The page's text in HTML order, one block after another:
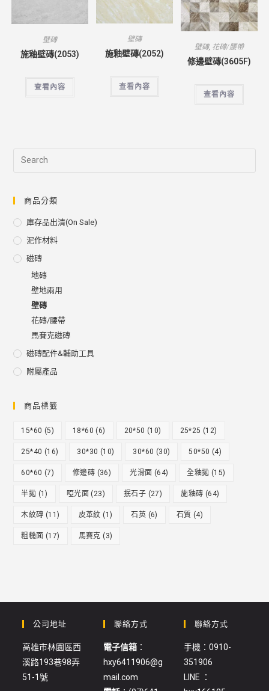
壁磚
施釉壁磚(2053)
查看內容
壁磚
施釉壁磚(2052)
查看內容
壁磚, 花磚/腰帶
修邊壁磚(3605F)
查看內容
商品分類
庫存品出清(on Sale)
泥作材料
磁磚
地磚
壁地兩用
壁磚
花磚/腰帶
馬賽克磁磚
磁磚配件&輔助工具
附屬產品
商品標籤
15*60 (5) 18*60 (6) 20*50 (10) 25*25 (12)
25*40 (16) 30*30 (10) 30*60 (30) 50*50 (4)
60*60 (7) 修邊磚 (36) 光滑面 (64) 全釉拋 (15)
半拋 (1) 啞光面 (23) 抿石子 (27) 施釉磚 (64)
木紋磚 (11) 皮革紋 (1) 石英 (6) 石質 (4)
粗糙面 (17) 馬賽克 (3)
公司地址
高雄市林園區西
溪路193巷98弄
51-1號
聯絡方式
電子信箱：
hxy6411906@g
mail.com
聯絡方式
手機：0910-
351906
LINE ：